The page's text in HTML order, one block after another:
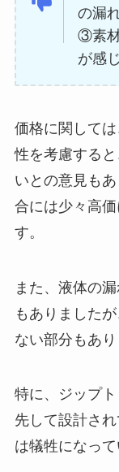
の漏
③素
が感
価格に関して
性を考慮する
いとの意見も
合には少々高
す。
また、液体の
もありました
ない部分もあり
特に、ジップ
先して設計さ
は犠牲になっ